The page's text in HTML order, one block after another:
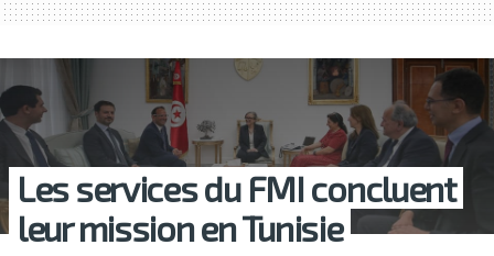
Les services du FMI concluent
leur mission en Tunisie